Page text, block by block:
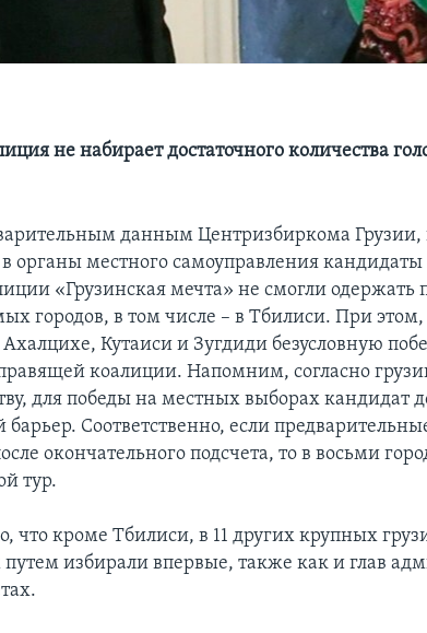
не набирает достаточного количества
данным Центризбиркома
органы местного самоуправления
«Грузинская мечта» не смогли одержать
городов, в том числе – в Тбилиси. При
Кутаиси и Зугдиди безусловную
коалиции. Напомним, согласно
для победы на местных выборах кандидат
Соответственно, если
окончательного подсчета, то в восьми
тур.
что кроме Тбилиси, в 11 других крупных
избирали впервые, также как и глав